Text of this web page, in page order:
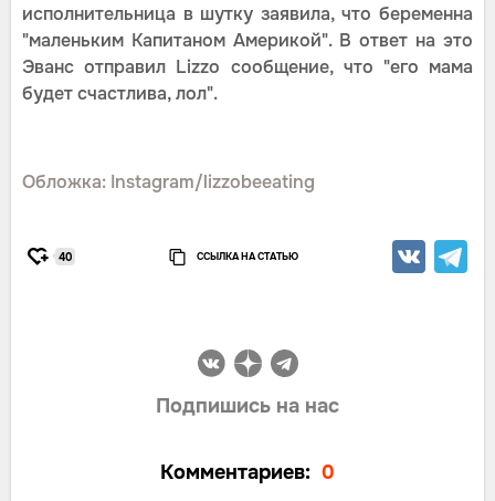
исполнительница в шутку заявила, что беременна
"маленьким Капитаном Америкой". В ответ на это
Эванс отправил Lizzo сообщение, что "его мама
будет счастлива, лол".
Обложка: Instagram/lizzobeeating
40 ССЫЛКА НА СТАТЬЮ
Подпишись на нас
Комментариев: 0